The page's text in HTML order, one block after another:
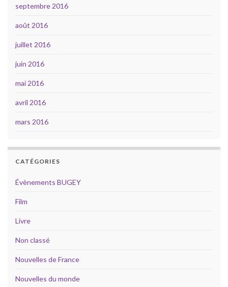
septembre 2016
août 2016
juillet 2016
juin 2016
mai 2016
avril 2016
mars 2016
CATÉGORIES
Évènements BUGEY
Film
Livre
Non classé
Nouvelles de France
Nouvelles du monde